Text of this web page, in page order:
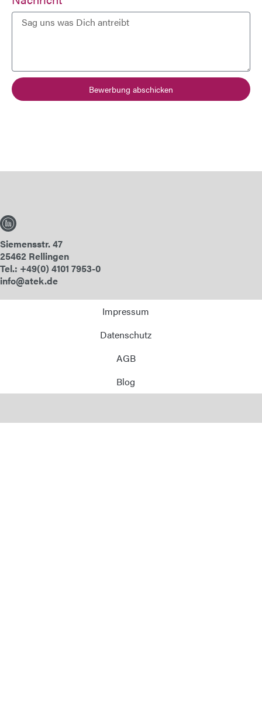
Bewerbung abschicken
Siemensstr. 47
25462 Rellingen
Tel.: +49(0) 4101 7953-0
info@atek.de
Impressum
Datenschutz
AGB
Blog